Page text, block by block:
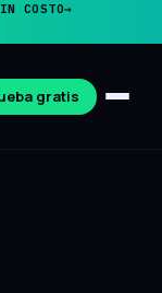
COSTO→
gratis